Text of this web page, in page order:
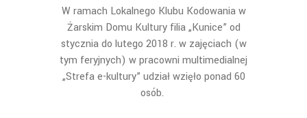
W ramach Lokalnego Klubu Kodowania w
Żarskim Domu Kultury filia „Kunice” od
stycznia do lutego 2018 r. w zajęciach (w
tym feryjnych) w pracowni multimedialnej
„Strefa e-kultury” udział wzięło ponad 60
osób.